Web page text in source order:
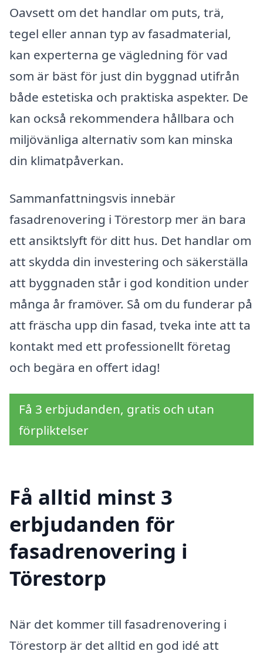
Oavsett om det handlar om puts, trä,
tegel eller annan typ av fasadmaterial,
kan experterna ge vägledning för vad
som är bäst för just din byggnad utifrån
både estetiska och praktiska aspekter. De
kan också rekommendera hållbara och
miljövänliga alternativ som kan minska
din klimatpåverkan.
Sammanfattningsvis innebär
fasadrenovering i Törestorp mer än bara
ett ansiktslyft för ditt hus. Det handlar om
att skydda din investering och säkerställa
att byggnaden står i god kondition under
många år framöver. Så om du funderar på
att fräscha upp din fasad, tveka inte att ta
kontakt med ett professionellt företag
och begära en offert idag!
Få 3 erbjudanden, gratis och utan
förpliktelser
Få alltid minst 3
erbjudanden för
fasadrenovering i
Törestorp
När det kommer till fasadrenovering i
Törestorp är det alltid en god idé att